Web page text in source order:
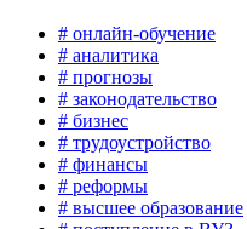
# онлайн-обучение
# аналитика
# прогнозы
# законодательство
# бизнес
# трудоустройство
# финансы
# реформы
# высшее образование